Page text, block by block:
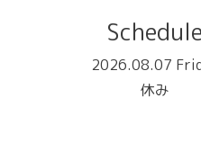
Schedule
2026.08.07
休み